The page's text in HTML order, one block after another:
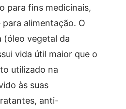
para fins medicinais,
alimentação. O
(óleo vegetal da
vida útil maior que o
utilizado na
às suas
anti-